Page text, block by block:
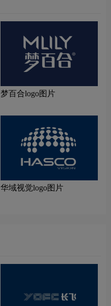
梦百合logo图片
华域视觉logo图片